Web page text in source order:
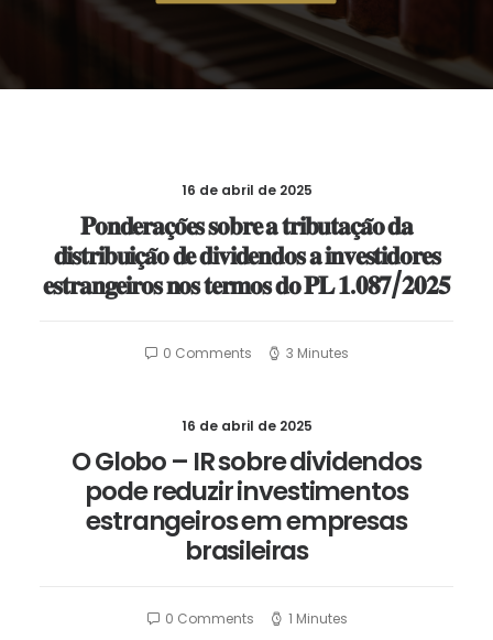
16 de abril de 2025
𝐏𝐨𝐧𝐝𝐞𝐫𝐚𝐜̧𝐨̃𝐞𝐬 𝐬𝐨𝐛𝐫𝐞 𝐚 𝐭𝐫𝐢𝐛𝐮𝐭𝐚𝐜̧𝐚̃𝐨 𝐝𝐚
𝐝𝐢𝐬𝐭𝐫𝐢𝐛𝐮𝐢𝐜̧𝐚̃𝐨 𝐝𝐞 𝐝𝐢𝐯𝐢𝐝𝐞𝐧𝐝𝐨𝐬 𝐚 𝐢𝐧𝐯𝐞𝐬𝐭𝐢𝐝𝐨𝐫𝐞𝐬
𝐞𝐬𝐭𝐫𝐚𝐧𝐠𝐞𝐢𝐫𝐨𝐬 𝐧𝐨𝐬 𝐭𝐞𝐫𝐦𝐨𝐬 𝐝𝐨 𝐏𝐋 𝟏.𝟎𝟖𝟕/𝟐𝟎𝟐𝟓
0 Comments 3 Minutes
16 de abril de 2025
O Globo – IR sobre dividendos
pode reduzir investimentos
estrangeiros em empresas
brasileiras
0 Comments 1 Minutes